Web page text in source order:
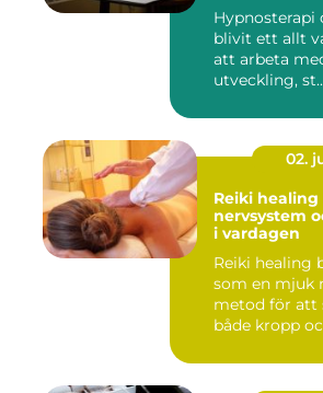
Hypnosterapi
blivit ett allt
att arbeta
utveckling,
02.
Reiki healing lugnare
nervsystem
i vardagen
Reiki healing
som en mjuk
metod för att
både kropp